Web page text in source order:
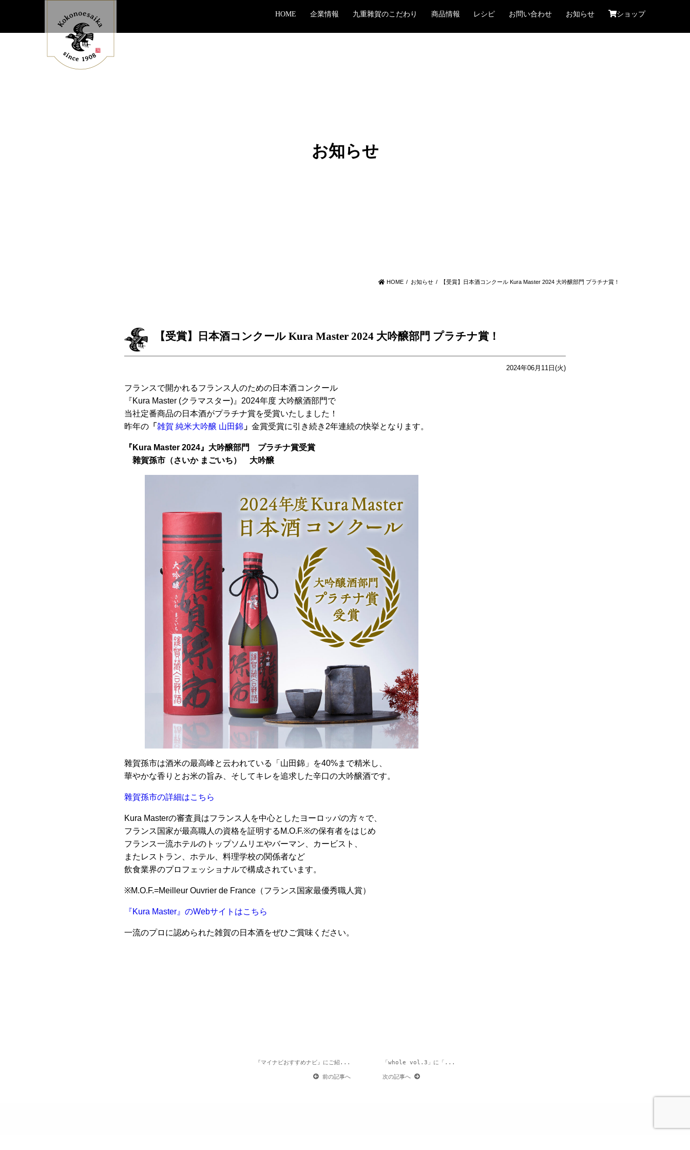
HOME 企業情報 九重雜賀のこだわり 商品情報 レシピ お問い合わせ お知らせ ショップ
お知らせ
HOME お知らせ 【受賞】日本酒コンクール Kura Master 2024 大吟醸部門 プラチナ賞！
【受賞】日本酒コンクール Kura Master 2024 大吟醸部門 プラチナ賞！
2024年06月11日(火)
フランスで開かれるフランス人のための日本酒コンクール
『Kura Master (クラマスター)』2024年度 大吟醸酒部門で
当社定番商品の日本酒がプラチナ賞を受賞いたしました！
昨年の 「 雑賀 純米大吟醸 山田錦 」 金賞受賞に引き続き2年連続の快挙となります。
『Kura Master 2024』大吟醸部門 プラチナ賞受賞
雜賀孫市（さいか まごいち） 大吟醸
雜賀孫市は酒米の最高峰と云われている「山田錦」を40%まで精米し、
華やかな香りとお米の旨み、そしてキレを追求した辛口の大吟醸酒です。
雜賀孫市の詳細はこちら
Kura Masterの審査員はフランス人を中心としたヨーロッパの方々で、
フランス国家が最高職人の資格を証明するM.O.F.※の保有者をはじめ
フランス一流ホテルのトップソムリエやバーマン、カービスト、
またレストラン、ホテル、料理学校の関係者など
飲食業界のプロフェッショナルで構成されています。
※M.O.F.=Meilleur Ouvrier de France（フランス国家最優秀職人賞）
『Kura Master』のWebサイトはこちら
一流のプロに認められた雑賀の日本酒をぜひご賞味ください。
『マイナビおすすめナビ』にご紹...
前の記事へ
「whole vol.3」に「...
次の記事へ